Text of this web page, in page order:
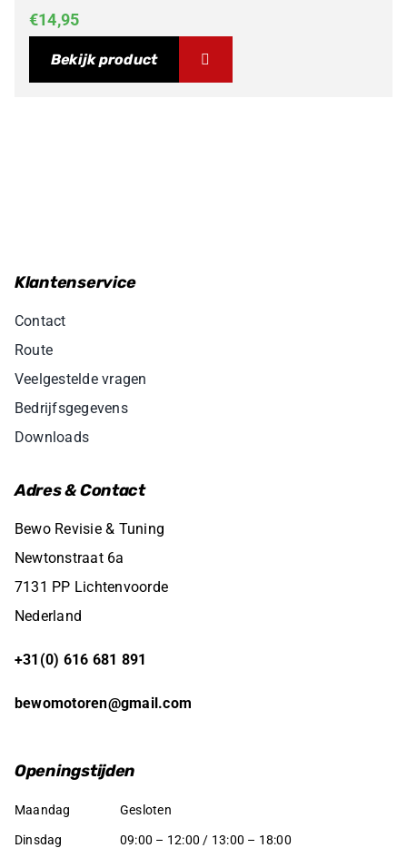
€14,95
Bekijk product
Klantenservice
Contact
Route
Veelgestelde vragen
Bedrijfsgegevens
Downloads
Adres & Contact
Bewo Revisie & Tuning
Newtonstraat 6a
7131 PP Lichtenvoorde
Nederland
+31(0) 616 681 891
bewomotoren@gmail.com
Openingstijden
Maandag Gesloten
Dinsdag 09:00 – 12:00 / 13:00 – 18:00